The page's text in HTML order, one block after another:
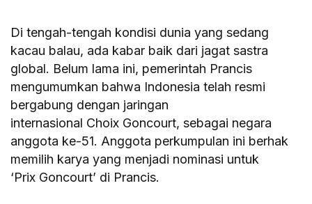
Di tengah-tengah kondisi dunia yang sedang
kacau balau, ada kabar baik dari jagat sastra
global. Belum lama ini, pemerintah Prancis
mengumumkan bahwa Indonesia telah resmi
bergabung dengan jaringan
internasional Choix Goncourt, sebagai negara
anggota ke-51. Anggota perkumpulan ini berhak
memilih karya yang menjadi nominasi untuk
‘Prix Goncourt’ di Prancis.